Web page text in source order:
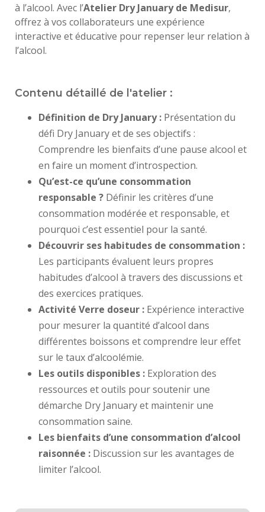
à l’alcool. Avec l’Atelier Dry January de Medisur,
offrez à vos collaborateurs une expérience
interactive et éducative pour repenser leur relation à
l’alcool.
Contenu détaillé de l'atelier :
Définition de Dry January : Présentation du
défi Dry January et de ses objectifs :
Comprendre les bienfaits d’une pause alcool et
en faire un moment d’introspection.
Qu’est-ce qu’une consommation
responsable ? Définir les critères d’une
consommation modérée et responsable, et
pourquoi c’est essentiel pour la santé.
Découvrir ses habitudes de consommation :
Les participants évaluent leurs propres
habitudes d’alcool à travers des discussions et
des exercices pratiques.
Activité Verre doseur : Expérience interactive
pour mesurer la quantité d’alcool dans
différentes boissons et comprendre leur effet
sur le taux d’alcoolémie.
Les outils disponibles : Exploration des
ressources et outils pour soutenir une
démarche Dry January et maintenir une
consommation saine.
Les bienfaits d’une consommation d’alcool
raisonnée : Discussion sur les avantages de
limiter l’alcool.